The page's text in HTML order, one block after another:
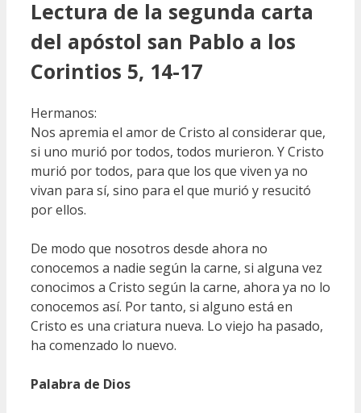
Lectura de la segunda carta
del apóstol san Pablo a los
Corintios 5, 14-17
Hermanos:
Nos apremia el amor de Cristo al considerar que,
si uno murió por todos, todos murieron. Y Cristo
murió por todos, para que los que viven ya no
vivan para sí, sino para el que murió y resucitó
por ellos.
De modo que nosotros desde ahora no
conocemos a nadie según la carne, si alguna vez
conocimos a Cristo según la carne, ahora ya no lo
conocemos así. Por tanto, si alguno está en
Cristo es una criatura nueva. Lo viejo ha pasado,
ha comenzado lo nuevo.
Palabra de Dios